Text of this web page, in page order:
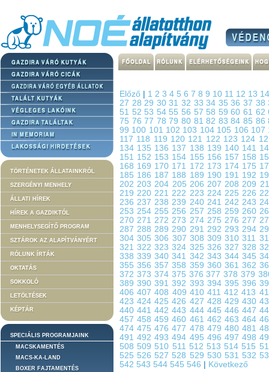
TÖRTÉNETEK ÁLLATAINKRÓL
SZERGÉNYI MENHELY
ÁLLATI HÍREK
HÍREK A GAZDIKTÓL
MENHELYSEGÍTŐ PROGRAM
SZTÁROK AZ ALAPÍTVÁNYÉRT
RÓLUNK ÍRTÁK
OKTATÁS
SOKKOLÓ
LETÖLTÉSEK
KÉPTÁR
SPECIÁLIS PROGRAMJAINK
MACSKAMENTÉS
MACS-KA-LAND
BOXER FAJTAMENTÉS
Előző 1 2 3 4 5 6 7 8 9 10 11 12 13
27 2829 303132 3334 353637 38
51 52 53 54 55 56 57 58 596061 62
75 7677 787980 8182 838485 86
99 100 101 102 103 104 105 106 107
117 118 119 120 121 122 123 124
134 135 136 137 138 139 140 141
151 152 153 154 155 156 157 158
168 169 170 171 172 173 174 175
185 186 187 188 189 190 191 192
202203204 205 206 207208209
219220221222 223 224 225 226
236237238239 240 241 242 243
253254255256 257 258 259 260
270271272273 274 275 276 277
287288289290 291 292 293 294
304305306 307 308 309310311
321322323324 325 326 327 328
338339340341 342 343 344 345
355356357358 359 360 361 362
372 373 374 375 376377378379
389390391392 393 394 395 396
406407408 409 410 411412413
423424425426 427 428 429 430
440441442443 444 445 446 447
457458459460 461 462 463 464
474475476477 478 479 480 481
491492493494 495 496 497 498
508 509 510 511 512 513 514 515
525 526 527 528 529 530 531 532
542 543 544 545 546 Következő